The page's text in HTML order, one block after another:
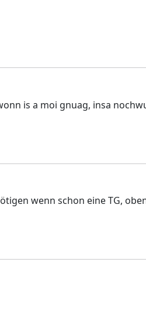
is a moi gnuag, insa
wenn schon eine TG,